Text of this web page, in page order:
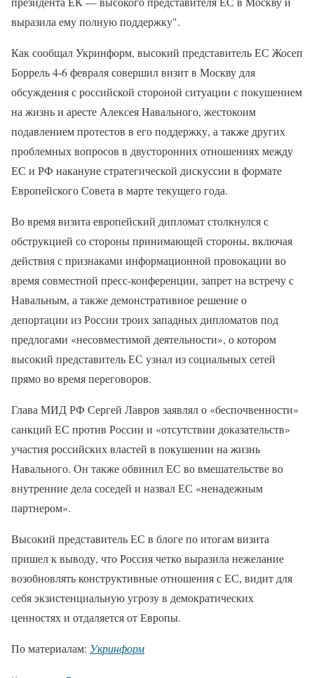
выразила ему полную поддержку".
Как сообщал Укринформ, высокий представитель ЕС Жосеп
Боррель 4-6 февраля совершил визит в Москву для
обсуждения с российской стороной ситуации с покушением
на жизнь и аресте Алексея Навального, жестокоим
подавлением протестов в его поддержку, а также других
проблемных вопросов в двусторонних отношениях между
ЕС и РФ накануне стратегической дискуссии в формате
Европейского Совета в марте текущего года.
Во время визита европейский дипломат столкнулся с
обструкцией со стороны принимающей стороны, включая
действия с признаками информационной провокации во
время совместной пресс-конференции, запрет на встречу с
Навальным, а также демонстративное решение о
депортации из России троих западных дипломатов под
предлогами «несовместимой деятельности», о котором
высокий представитель ЕС узнал из социальных сетей
прямо во время переговоров.
Глава МИД РФ Сергей Лавров заявлял о «беспочвенности»
санкций ЕС против России и «отсутствии доказательств»
участия российских властей в покушении на жизнь
Навального. Он также обвинил ЕС во вмешательстве во
внутренние дела соседей и назвал ЕС «ненадежным
партнером».
Высокий представитель ЕС в блоге по итогам визита
пришел к выводу, что Россия четко выразила нежелание
возобновлять конструктивные отношения с ЕС, видит для
себя экзистенциальную угрозу в демократических
ценностях и отдаляется от Европы.
По материалам: Укринформ